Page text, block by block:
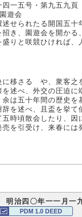
五号・第九五九頁
遊会
せられたる開国五
き、園遊会を開か
りと咲競ひければ
移さるゝや、衆客
述べ、外交の圧迫
は五十年間の歴史
を述べ、且盃を挙
時頃散会したり、
を引受け、来春に
治四〇年一一月一
PDM 1.0 DEED